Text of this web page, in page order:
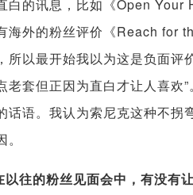
白的讯息，比如《Open
海外的粉丝评价《Reach for
所以最开始我以为这是负面评
老套但正因为直白才让人喜欢
话语。我认为索尼克这种不拐
以往的粉丝见面会中，有没有